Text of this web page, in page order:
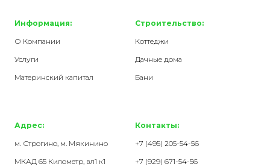
Информация:
О Компании
Услуги
Материнский капитал
Строительство:
Коттеджи
Дачные дома
Бани
Адрес:
м. Строгино, м. Мякинино
МКАД 65 Километр, вл1 к1
Контакты:
+7 (495) 205-54-56
+7 (929) 671-54-56